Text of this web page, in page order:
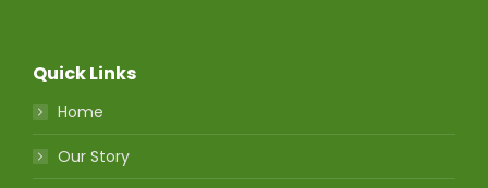
Quick Links
Home
Our Story